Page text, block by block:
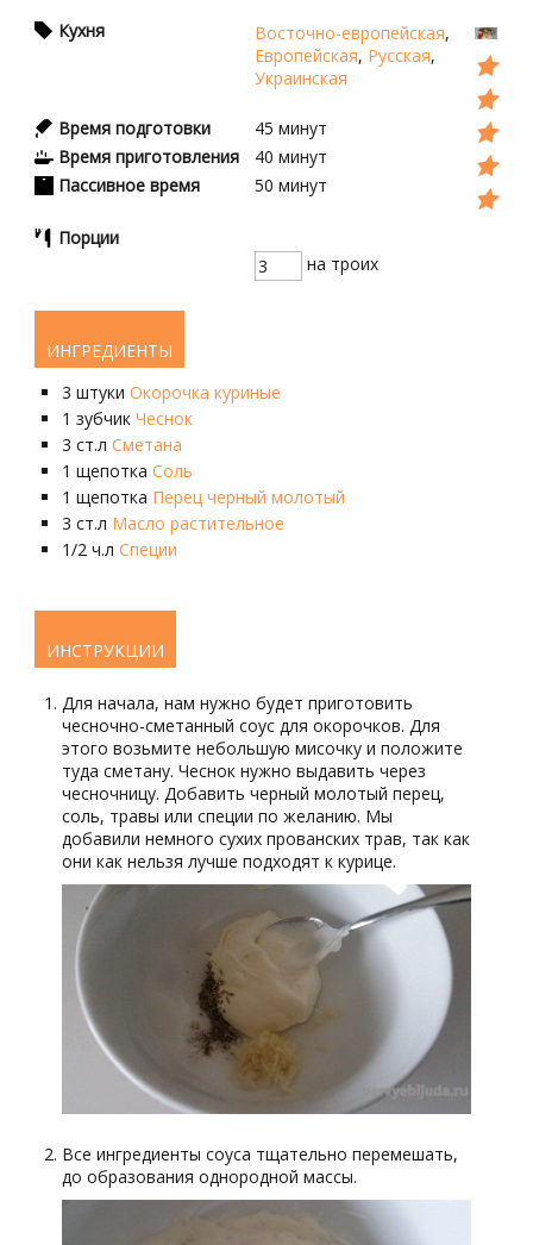
Кухня
Восточно-европейская,
Европейская, Русская,
Украинская
Время подготовки 45 минут
Время приготовления
40 минут
Пассивное время
50 минут
Порции
на троих
ИНГРЕДИЕНТЫ
3 штуки Окорочка куриные
1 зубчик Чеснок
3 ст.л Сметана
1 щепотка Соль
1 щепотка Перец черный молотый
3 ст.л Масло растительное
1/2 ч.л Специи
ИНСТРУКЦИИ
Для начала, нам нужно будет приготовить
чесночно-сметанный соус для окорочков. Для
этого возьмите небольшую мисочку и положите
туда сметану. Чеснок нужно выдавить через
чесночницу. Добавить черный молотый перец,
соль, травы или специи по желанию. Мы
добавили немного сухих прованских трав, так как
они как нельзя лучше подходят к курице.
Все ингредиенты соуса тщательно перемешать,
до образования однородной массы.